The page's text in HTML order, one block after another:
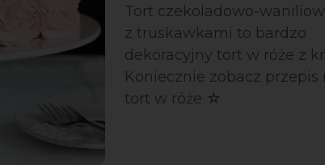
Tort czekoladowo-
z truskawkami to bardzo
dekoracyjny tort w róże z
Koniecznie zobacz przepis
tort w róże ☆